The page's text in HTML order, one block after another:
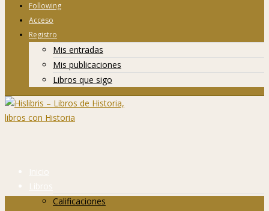
Following
Acceso
Registro
Mis entradas
Mis publicaciones
Libros que sigo
Inicio
Libros
Calificaciones